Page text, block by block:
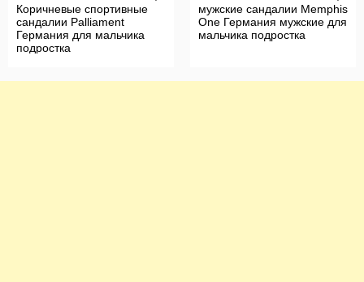
Коричневые спортивные
сандалии Palliament
Германия для мальчика
подростка
мужские сандалии Memphis
One Германия мужские для
мальчика подростка